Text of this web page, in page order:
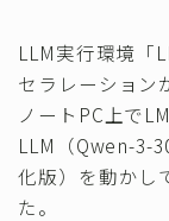
LLM実行環境「
セラレーション
ノートPC上で
LLM（Qwen-3-
化版）を動かし
た。